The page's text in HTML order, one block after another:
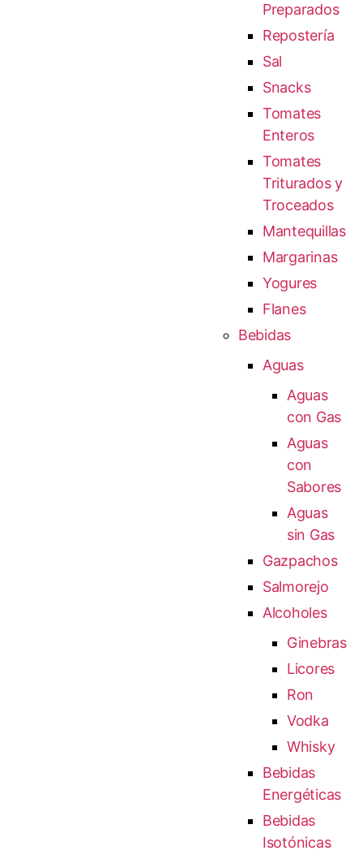
Preparados
Repostería
Sal
Snacks
Tomates
Enteros
Tomates
Triturados y
Troceados
Mantequillas
Margarinas
Yogures
Flanes
Bebidas
Aguas
Aguas
con Gas
Aguas
con
Sabores
Aguas
sin Gas
Gazpachos
Salmorejo
Alcoholes
Ginebras
Licores
Ron
Vodka
Whisky
Bebidas
Energéticas
Bebidas
Isotónicas